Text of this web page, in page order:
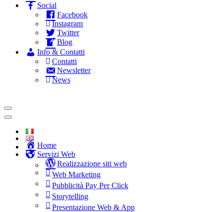
Social
Facebook
Instagram
Twitter
Blog
Info & Contatti
Contatti
Newsletter
News
Home
Servizi Web
Realizzazione siti web
Web Marketing
Pubblicità Pay Per Click
Storytelling
Presentazione Web & App